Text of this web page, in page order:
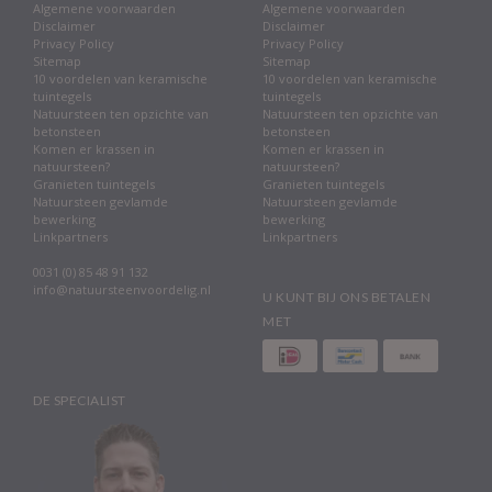
Algemene voorwaarden
Disclaimer
Privacy Policy
Sitemap
10 voordelen van keramische
tuintegels
Natuursteen ten opzichte van
betonsteen
Komen er krassen in
natuursteen?
Granieten tuintegels
Natuursteen gevlamde
bewerking
Linkpartners
0031 (0) 85 48 91 132
info@natuursteenvoordelig.nl
Algemene voorwaarden
Disclaimer
Privacy Policy
Sitemap
10 voordelen van keramische
tuintegels
Natuursteen ten opzichte van
betonsteen
Komen er krassen in
natuursteen?
Granieten tuintegels
Natuursteen gevlamde
bewerking
Linkpartners
U KUNT BIJ ONS BETALEN
MET
DE SPECIALIST